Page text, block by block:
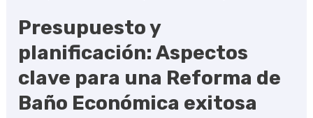
Presupuesto y
planificación: Aspectos
clave para una Reforma de
Baño Económica exitosa